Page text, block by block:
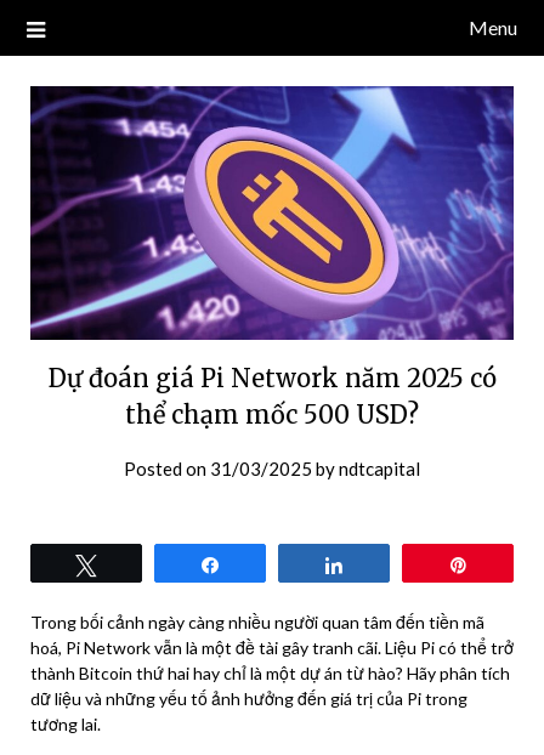
NDT CAPITAL | BLOG TIỀN
ĐIỆN TỬ CRYPTO
Blog về thị trường crypto, tiền điện tử, tiền mã hoá, công nghệ
blockchain.
Menu
Dự đoán giá Pi Network năm 2025 có
thể chạm mốc 500 USD?
Posted on 31/03/2025 byndtcapital
Trong bối cảnh ngày càng nhiều người quan tâm đến tiền mã
hoá, Pi Network vẫn là một đề tài gây tranh cãi. Liệu Pi có thể trở
thành Bitcoin thứ hai hay chỉ là một dự án từ hào? Hãy phân tích
dữ liệu và những yếu tố ảnh hưởng đến giá trị của Pi trong
tương lai.